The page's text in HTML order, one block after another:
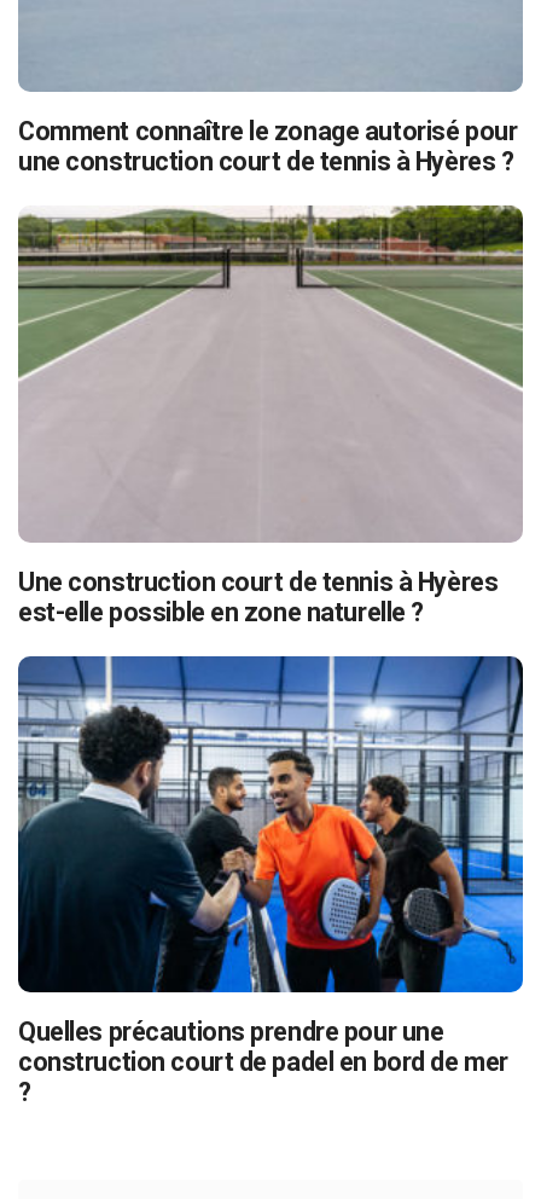
Comment connaître le zonage autorisé pour
une construction court de tennis à Hyères ?
Une construction court de tennis à Hyères
est-elle possible en zone naturelle ?
Quelles précautions prendre pour une
construction court de padel en bord de mer
?